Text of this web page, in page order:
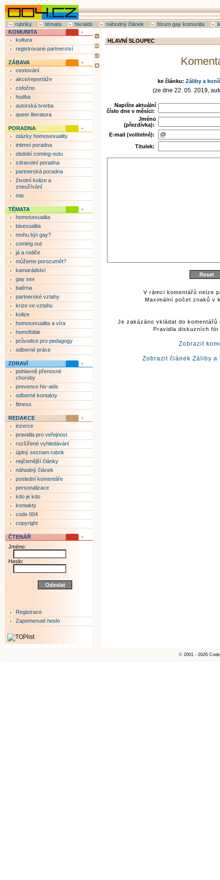
rubriky témata hiv/aids náhodný článek fórum gay komunita
HLAVNÍ SLOUPEC
ke článku: Záliby a
(ze dne 22. 05. 2019,
Napište aktuální
číslo dne v měsíci:
Jméno
(přezdívka):
E-mail (volitelné):
Titulek:
V rámci komentářů nelze
Maximální počet znaků v
Je zakázáno vkládat do
Pravidla diskuzních
Zobrazit
Zobrazit článek Záliby a
KOMUNITA
kultura
registrované partnerství
ZÁBAVA
cestování
akce/reportáže
cofočno
hudba
autorská tvorba
queer literatura
PORADNA
otázky homosexuality
intimní poradna
období coming-outu
zdravotní poradna
partnerská poradna
životní kolize a
zneužívání
mix
TÉMATA
homosexualita
bisexualita
mohu být gay?
coming out
já a rodiče
můžeme porozumět?
kamarádství
gay sex
balírna
partnerské vztahy
krize ve vztahu
kolize
homosexualita a víra
homofobie
průvodce pro pedagogy
odborné práce
ZDRAVÍ
pohlavně přenosné
choroby
prevence hiv-aids
odborné kontakty
fitness
REDAKCE
inzerce
pravidla pro veřejnost
rozšířené vyhledávání
úplný seznam rubrik
nejčtenější články
náhodný článek
poslední komentáře
personalizace
kdo je kdo
kontakty
code 004
copyright
ČTENÁŘ
Jméno:
Heslo:
Registrace
Zapomenuté heslo
© 2001 - 2026